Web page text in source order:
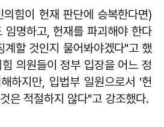
힘이 헌재 판단에 승복한다면)
임명하고, 헌재를 파괴해야 한다
계할 것인지 물어봐야겠다"고 했
의원들이 정부 입장을 어느 정
하지만, 입법부 일원으로서 '헌
은 적절하지 않다"고 강조했다.